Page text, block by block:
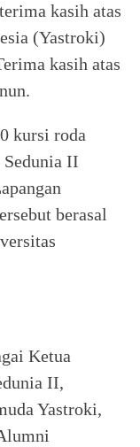
kasih atas
(Yastroki)
kasih atas
kursi roda
II
berasal
Ketua
II,
Yastroki,